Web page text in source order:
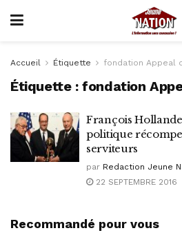
Accueil Étiquette fondation Appeal
Étiquette :fondation
François
politique
serviteurs
par Redaction Jeune
22 SEPTEMBRE 2016
Recommandé pour vous